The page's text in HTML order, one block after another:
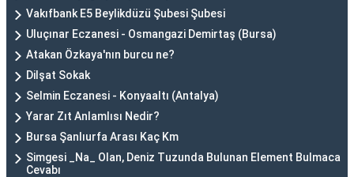
Vakıfbank E5 Beylikdüzü Şubesi Şubesi
Uluçınar Eczanesi - Osmangazi Demirtaş (Bursa)
Atakan Özkaya'nın burcu ne?
Dilşat Sokak
Selmin Eczanesi - Konyaaltı (Antalya)
Yarar Zıt Anlamlısı Nedir?
Bursa Şanlıurfa Arası Kaç Km
Simgesi _Na_ Olan, Deniz Tuzunda Bulunan Element Bulmaca
Cevabı